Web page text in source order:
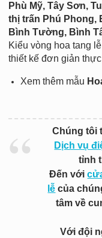
Phù Mỹ, Tây Sơn,
thị trấn Phú Phong,
Bình Tường, Bình
Kiểu vòng hoa tang
thiết kế đơn giản
Xem thêm mẫu
Chúng tôi
Dịch vụ
tỉnh
Đến với
lễ của
tâm về
Với đội